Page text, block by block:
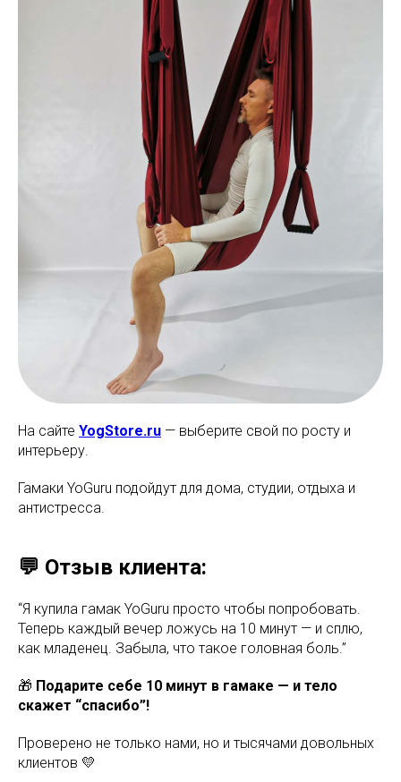
На сайте YogStore.ru — выберите свой по росту и
интерьеру.
Гамаки YoGuru подойдут для дома, студии, отдыха и
антистресса.
💬 Отзыв клиента:
“Я купила гамак YoGuru просто чтобы попробовать.
Теперь каждый вечер ложусь на 10 минут — и сплю,
как младенец. Забыла, что такое головная боль.”
🎁 Подарите себе 10 минут в гамаке — и тело
скажет “спасибо”!
Проверено не только нами, но и тысячами довольных
клиентов 💛